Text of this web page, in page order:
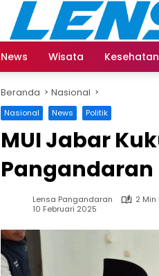
News
Wisata Kesehatan
Beranda Nasional
Nasional News Politik
MUI Jabar
Pangandaran
Lensa Pangandaran
2 Min
10 Februari 2025